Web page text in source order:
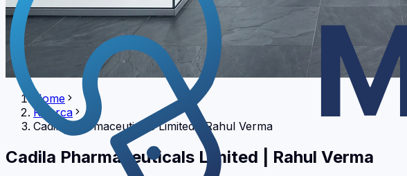
Home
Ricerca
Cadila Pharmaceuticals Limited| Rahul Verma
Cadila Pharmaceuticals Limited Rahul Verma